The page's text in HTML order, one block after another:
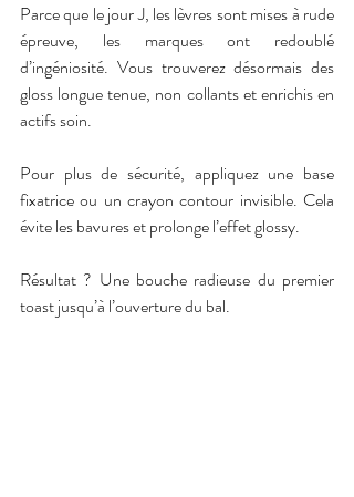
Parce que le jour J, les lèvres sont mises à rude
épreuve, les marques ont redoublé
d’ingéniosité. Vous trouverez désormais des
gloss longue tenue, non collants et enrichis en
actifs soin.
Pour plus de sécurité, appliquez une base
fixatrice ou un crayon contour invisible. Cela
évite les bavures et prolonge l’effet glossy.
Résultat ? Une bouche radieuse du premier
toast jusqu’à l’ouverture du bal.